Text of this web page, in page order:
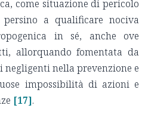
come situazione di pericolo
a qualificare nociva
in sé, anche ove
allorquando fomentata da
nella prevenzione e
impossibilità di azioni e
[17].